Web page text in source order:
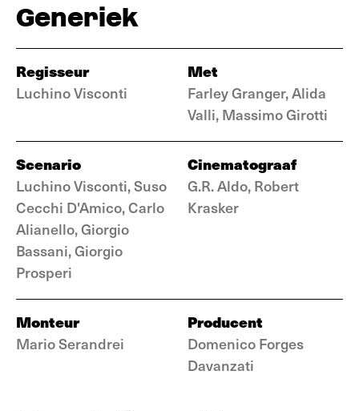
Generiek
Regisseur
Luchino Visconti
Met
Farley Granger, Alida
Valli, Massimo Girotti
Scenario
Luchino Visconti, Suso
Cecchi D'Amico, Carlo
Alianello, Giorgio
Bassani, Giorgio
Prosperi
Cinematograaf
G.R. Aldo, Robert
Krasker
Monteur
Mario Serandrei
Producent
Domenico Forges
Davanzati